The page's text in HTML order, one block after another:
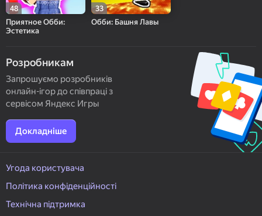
48
Приятное Обби:
Эстетика
33
Обби: Башня Лавы
Розробникам
Запрошуємо розробників
онлайн-ігор до співпраці з
сервісом Яндекс Игры
Докладніше
Угода користувача
Політика конфіденційності
Технічна підтримка